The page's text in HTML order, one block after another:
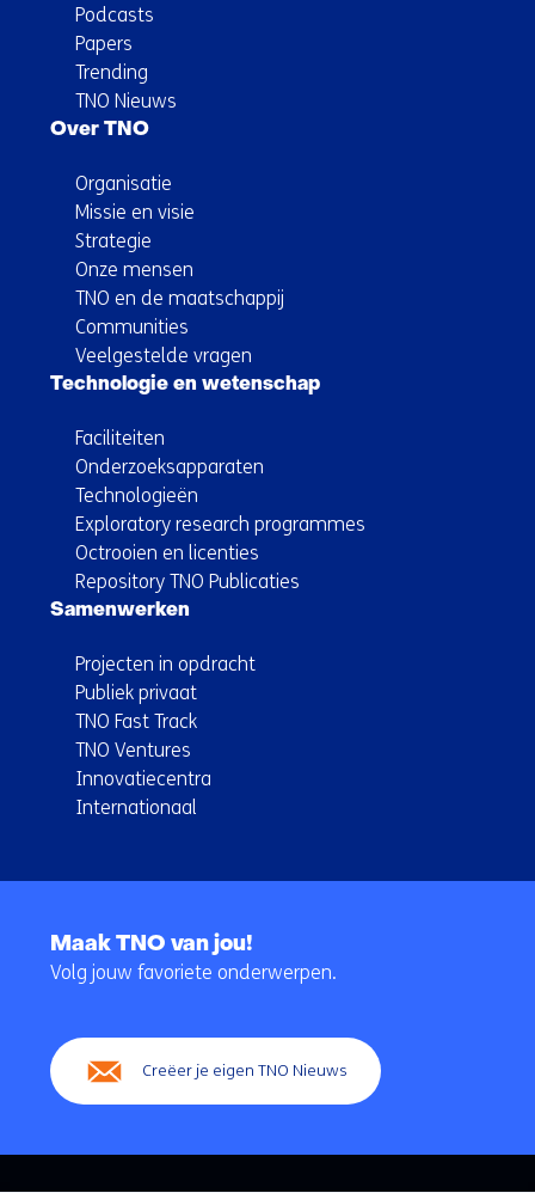
Podcasts
Papers
Trending
TNO Nieuws
Over TNO
Organisatie
Missie en visie
Strategie
Onze mensen
TNO en de maatschappij
Communities
Veelgestelde vragen
Technologie en wetenschap
Faciliteiten
Onderzoeksapparaten
Technologieën
Exploratory research programmes
Octrooien en licenties
Repository TNO Publicaties
Samenwerken
Projecten in opdracht
Publiek privaat
TNO Fast Track
TNO Ventures
Innovatiecentra
Internationaal
navigatie
Maak TNO van jou!
Volg jouw favoriete onderwerpen.
Creëer je eigen TNO Nieuws